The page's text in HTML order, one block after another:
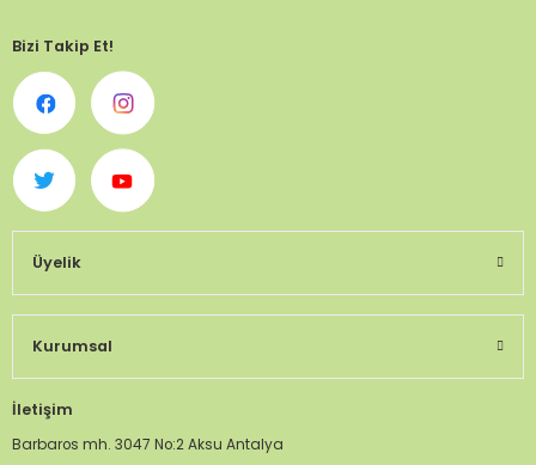
Bizi Takip Et!
Üyelik
Kurumsal
İletişim
Barbaros mh. 3047 No:2 Aksu Antalya